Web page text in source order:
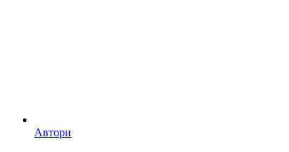
Автори